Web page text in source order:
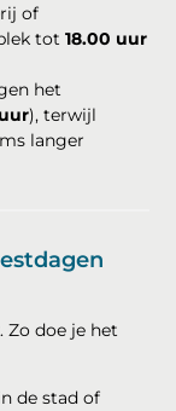
of
tot18.00 uur
het
), terwijl
langer
Zo doe je het
de stad of